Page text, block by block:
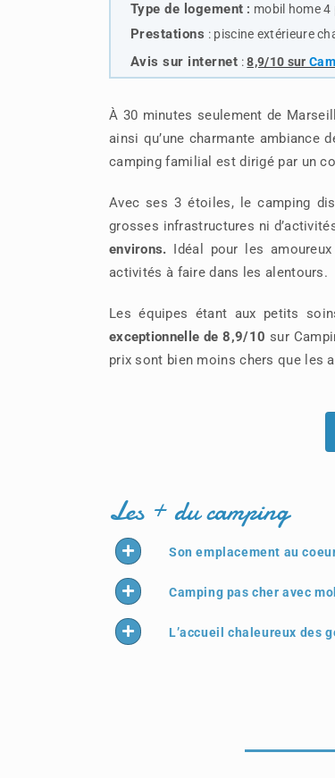
Type de logement : mobil home 4
Prestations : piscine extérieure
Avis sur internet :8,9/10 sur
À 30 minutes seulement de
ainsi qu’une charmante ambiance
camping familial est dirigé par un
Avec ses 3 étoiles, le camping
grosses infrastructures ni
environs. Idéal pour les
activités à faire dans les alentours.
Les équipes étant aux petits
exceptionnelle de 8,9/10 sur
prix sont bien moins chers que les
Les + du camping
Son emplacement au
Camping pas cher avec
L’accueil chaleureux des